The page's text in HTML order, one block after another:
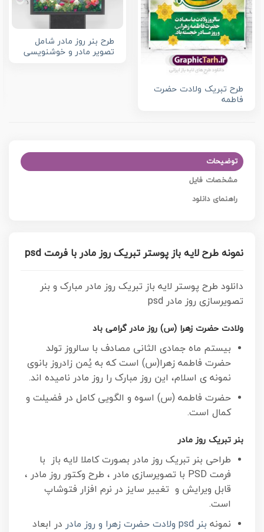
طرح تبریک ولادت حضرت
فاطمه
طرح بنر روز مادر شامل
تصویر مادر و خوشنویسی
توضیحات
مشخصات فایل
راهنمای دانلود
نمونه طرح لایه باز پوستر تبریک روز مادر با فرمت psd
دانلود طرح پوستر لایه باز تبریک روز مادر مبارک و بنر
تصویرسازی روز مادر psd
ولادت حضرت زهرا (س) روز مادر گرامی باد
بیستم ماه جمادی الثانی مصادف با سالروز تولد
حضرت فاطمه زهرا(س) است که به یُمن زادروز بانوی
نمونه ی اسلام، این روز مبارک را روز مادر نامیده اند.
حضرت فاطمه (س) اسوه و الگویی کامل در فضیلت و
کمال است.
بنر تبریک روز مادر
طراحی بنر تبریک روز مادر بصورت کاملا لایه باز با
فرمت PSD با تصویرسازی مادر ، طرح وکتور روز مادر ،
قابل ویرایش و تغییر سایز در نرم افزار فتوشاپ
است.
نمونه بنر psd ولادت حضرت زهرا و روز مادر
در ابعاد